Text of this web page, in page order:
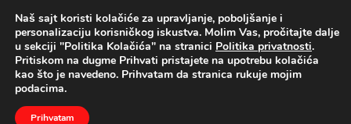
UŽIVO
Naslovna Vesti Vesti iz Republike
Naš sajt koristi kolačiće za upravljanje, poboljšanje i
personalizaciju korisničkog iskustva. Molim Vas, pročitajte dalje
u sekciji "Politika Kolačića" na stranici Politika privatnosti.
Pritiskom na dugme Prihvati pristajete na upotrebu kolačića
kao što je navedeno. Prihvatam da stranica rukuje mojim
podacima.
Prihvatam